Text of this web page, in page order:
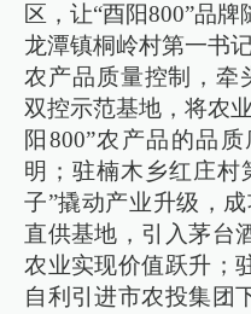
区，让“酉阳800”品
龙潭镇桐岭村第一书
农产品质量控制，牵
双控示范基地，将农
阳800”农产品的品
明；驻楠木乡红庄村
子”撬动产业升级，
直供基地，引入茅台
农业实现价值跃升；
自利引进市农投集团